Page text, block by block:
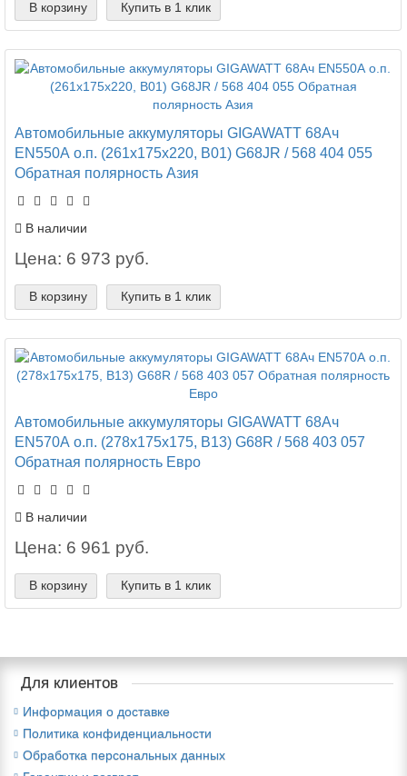
В корзину Купить в 1 клик
Автомобильные аккумуляторы GIGAWATT 68Ач
EN550А о.п. (261х175х220, B01) G68JR / 568 404 055
Обратная полярность Азия
В наличии
Цена: 6 973 руб.
В корзину Купить в 1 клик
Автомобильные аккумуляторы GIGAWATT 68Ач
EN570А о.п. (278х175х175, B13) G68R / 568 403 057
Обратная полярность Евро
В наличии
Цена: 6 961 руб.
В корзину Купить в 1 клик
Для клиентов
Информация о доставке
Политика конфиденциальности
Обработка персональных данных